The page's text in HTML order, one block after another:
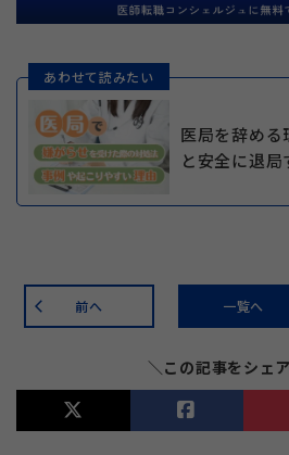
あわせて読みたい
医局を辞める
と安全に退
arrow_back_ios 前へ 一覧へ
＼この記事をシェ